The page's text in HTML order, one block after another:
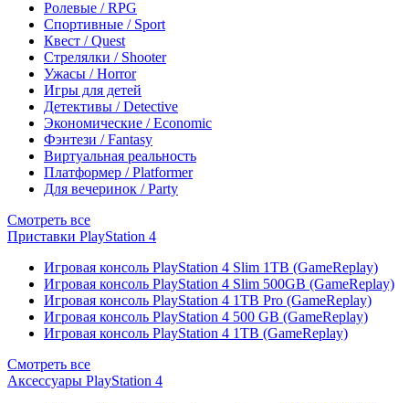
Ролевые / RPG
Спортивные / Sport
Квест / Quest
Стрелялки / Shooter
Ужасы / Horror
Игры для детей
Детективы / Detective
Экономические / Economic
Фэнтези / Fantasy
Виртуальная реальность
Платформер / Platformer
Для вечеринок / Party
Смотреть все
Приставки PlayStation 4
Игровая консоль PlayStation 4 Slim 1TB (GameReplay)
Игровая консоль PlayStation 4 Slim 500GB (GameReplay)
Игровая консоль PlayStation 4 1TB Pro (GameReplay)
Игровая консоль PlayStation 4 500 GB (GameReplay)
Игровая консоль PlayStation 4 1TB (GameReplay)
Смотреть все
Аксессуары PlayStation 4